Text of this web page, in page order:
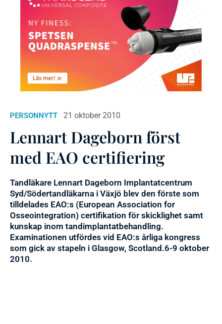
PERSONNYTT 21 oktober 2010
Lennart Dageborn först
med EAO certifiering
Tandläkare Lennart Dageborn Implantatcentrum
Syd/Södertandläkarna i Växjö blev den förste som
tilldelades EAO:s (European Association for
Osseointegration) certifikation för skicklighet samt
kunskap inom tandimplantatbehandling.
Examinationen utfördes vid EAO:s årliga kongress
som gick av stapeln i Glasgow, Scotland.6-9 oktober
2010.